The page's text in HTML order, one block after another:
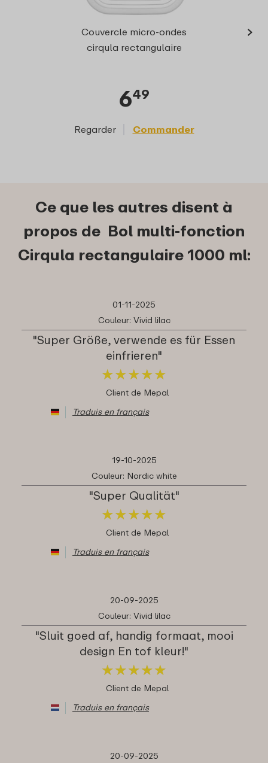
Couvercle micro-ondes
cirqula rectangulaire
649
Regarder Commander
›
Ce que les autres disent à
propos de Bol multi-fonction
Cirqula rectangulaire 1000 ml:
01-11-2025
Couleur: Vivid lilac
"Super Größe, verwende es für Essen
einfrieren"
★★★★★
★★★★★
Client de Mepal
Traduis en français
19-10-2025
Couleur: Nordic white
"Super Qualität"
★★★★★
★★★★★
Client de Mepal
Traduis en français
20-09-2025
Couleur: Vivid lilac
"Sluit goed af, handig formaat, mooi
design En tof kleur!"
★★★★★
★★★★★
Client de Mepal
Traduis en français
20-09-2025